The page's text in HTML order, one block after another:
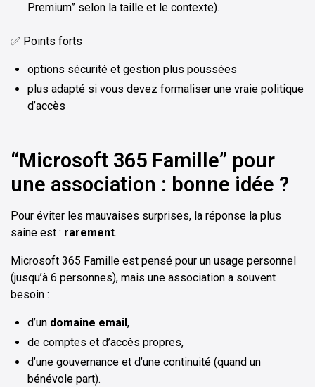
Premium” selon la taille et le contexte).
✅ Points forts
options sécurité et gestion plus poussées
plus adapté si vous devez formaliser une vraie politique
d’accès
“Microsoft 365 Famille” pour
une association : bonne idée ?
Pour éviter les mauvaises surprises, la réponse la plus
saine est : rarement.
Microsoft 365 Famille est pensé pour un usage personnel
(jusqu’à 6 personnes), mais une association a souvent
besoin :
d’un domaine email ,
de comptes et d’accès propres,
d’une gouvernance et d’une continuité (quand un
bénévole part).